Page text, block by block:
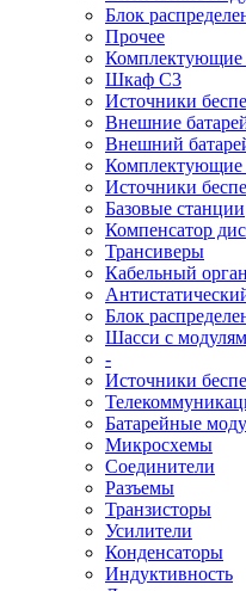
Блок
Прочее
Комплектующие
Шкаф C3
Источники
Внешние
Внешний
Комплектующие
Источники
Базовые станции
Компенсатор
Трансиверы
Кабельный
Блок
Шасси с
-
Источники
Батарейные
Микросхемы
Соединители
Разъемы
Транзисторы
Усилители
Конденсаторы
Индуктивность